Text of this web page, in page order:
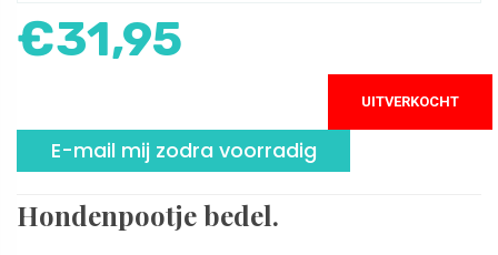
€31,95
UITVERKOCHT
E-mail mij zodra voorradig
Hondenpootje bedel.